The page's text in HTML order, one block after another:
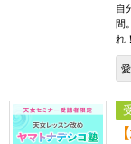
自
間
れ！